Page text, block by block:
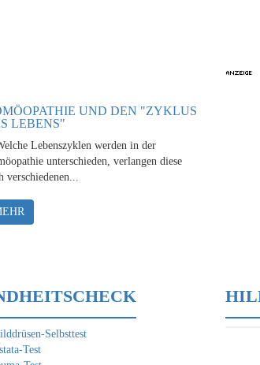
UND DEN "ZYKLUS
LEBENS"
Lebenszyklen werden in der
unterschieden, verlangen diese
verschiedenen...
Selbsttest
Test